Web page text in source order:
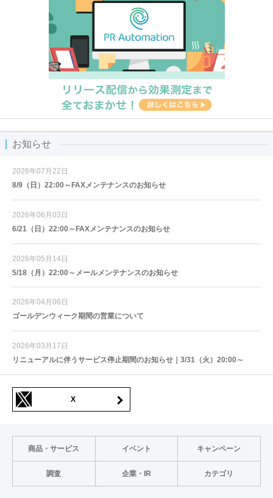
お知らせ
2026年07月22日
8/9（日）22:00～FAXメンテナンスのお知らせ
2026年06月03日
6/21（日）22:00～FAXメンテナンスのお知らせ
2026年05月14日
5/18（月）22:00～メールメンテナンスのお知らせ
2026年04月06日
ゴールデンウィーク期間の営業について
2026年03月17日
リニューアルに伴うサービス停止期間のお知らせ｜3/31（火）20:00～
X
商品・サービス イベント キャンペーン
調査 企業・IR カテゴリ